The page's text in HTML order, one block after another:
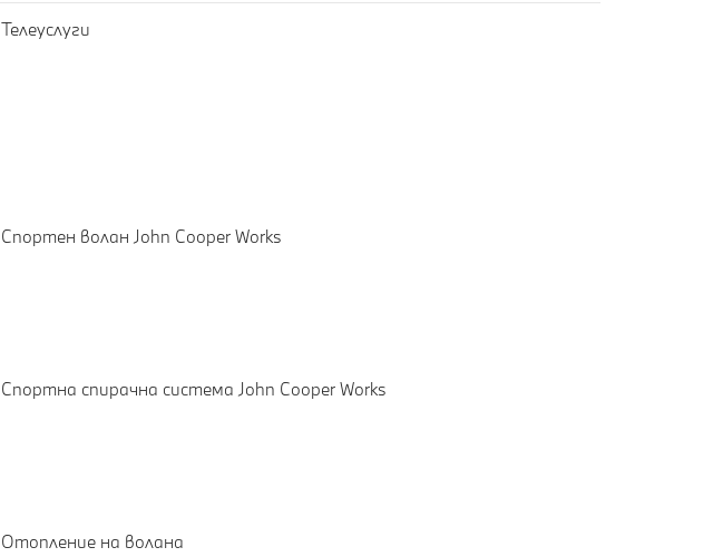
Телеуслуги
Спортен волан John Cooper Works
Спортна спирачна система John Cooper Works
Отопление на волана